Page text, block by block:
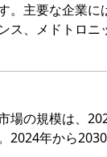
。主要な企業に
ス、メドトロ
場の規模は、
2024年から